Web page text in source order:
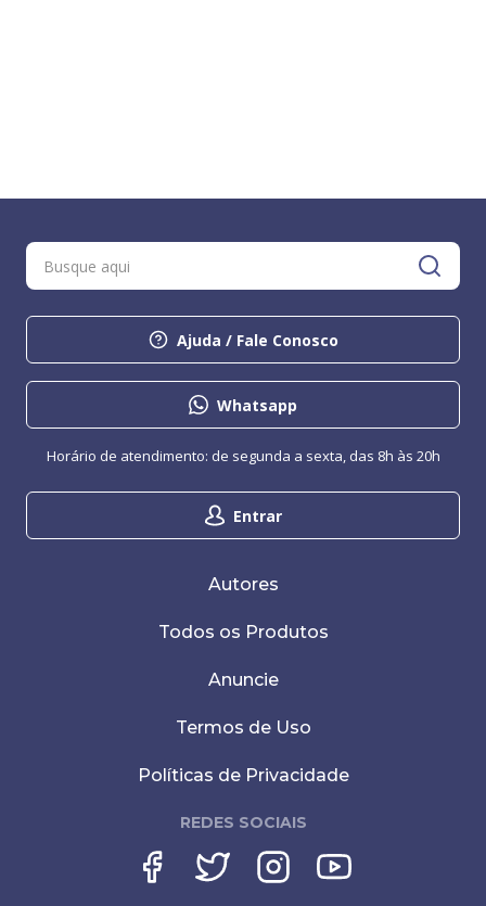
Ajuda / Fale Conosco
Whatsapp
Entrar
Horário de atendimento: de segunda a sexta, das 8h às 20h
Autores
Todos os Produtos
Anuncie
Termos de Uso
Políticas de Privacidade
REDES SOCIAIS